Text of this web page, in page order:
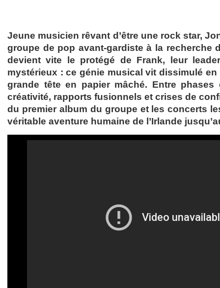
Jeune musicien rêvant d’être une rock star,
groupe de pop avant-gardiste à la recherche
devient vite le protégé de Frank, leur
mystérieux : ce génie musical vit dissimulé
grande tête en papier mâché. Entre
créativité, rapports fusionnels et crises de
du premier album du groupe et les concerts
véritable aventure humaine de l’Irlande